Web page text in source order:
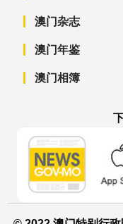
澳门杂志
澳门年鉴
澳门相簿